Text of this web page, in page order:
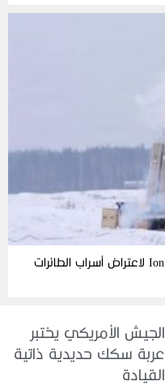
الجيش الأمريكي يختبر منظومة IonStrike لاعتراض أسراب الطائرات
الجيش الأمريكي يختبر
عربة سكك حديدية ذاتية
القيادة